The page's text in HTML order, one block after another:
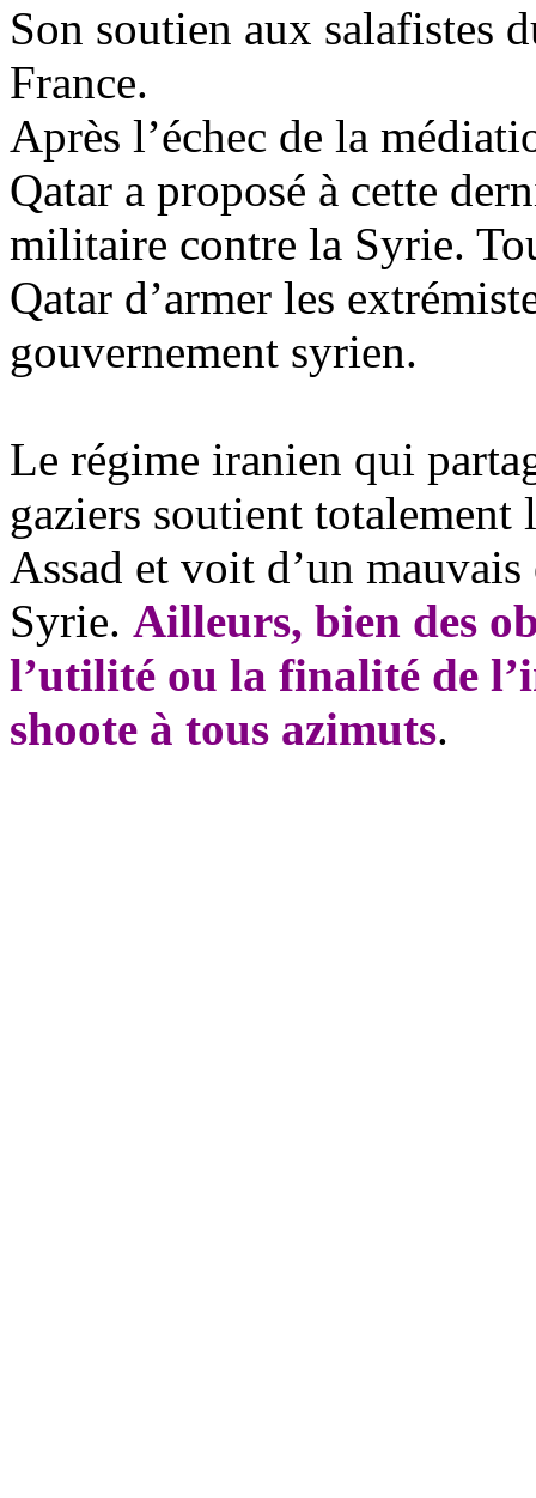
Son soutien aux salafistes
France.
Après l’échec de la
Qatar a proposé à cette
militaire contre la Syrie.
Qatar d’armer les
gouvernement syrien.
Le régime iranien qui
gaziers soutient
Assad et voit d’un
Syrie. Ailleurs, bien des
l’utilité ou la finalité de
shoote à tous azimuts.